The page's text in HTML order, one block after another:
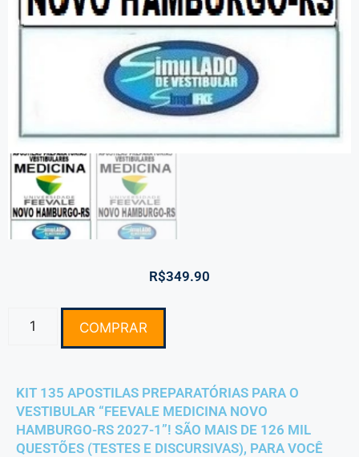
R$349.90
COMPRAR
KIT 135 APOSTILAS PREPARATÓRIAS PARA O
VESTIBULAR “FEEVALE MEDICINA NOVO
HAMBURGO-RS 2027-1”! SÃO MAIS DE 126 MIL
QUESTÕES (TESTES E DISCURSIVAS), PARA VOCÊ